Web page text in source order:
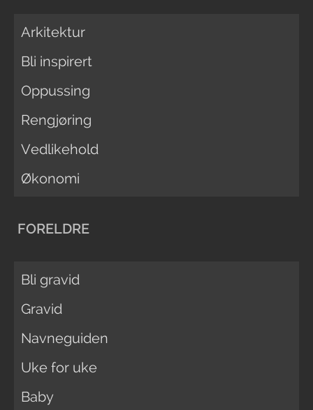
Arkitektur
Bli inspirert
Oppussing
Rengjøring
Vedlikehold
Økonomi
FORELDRE
Bli gravid
Gravid
Navneguiden
Uke for uke
Baby